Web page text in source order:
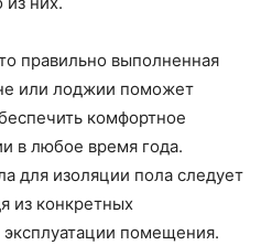
правильно выполненная
или лоджии поможет
комфортное
в любое время года.
для изоляции пола следует
из конкретных
помещения.